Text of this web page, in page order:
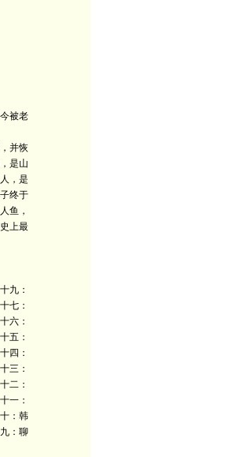
被老
并恢
是山
，是
终于
鱼，
上最
九：
七：
六：
五：
四：
三：
二：
一：
：韩
：聊